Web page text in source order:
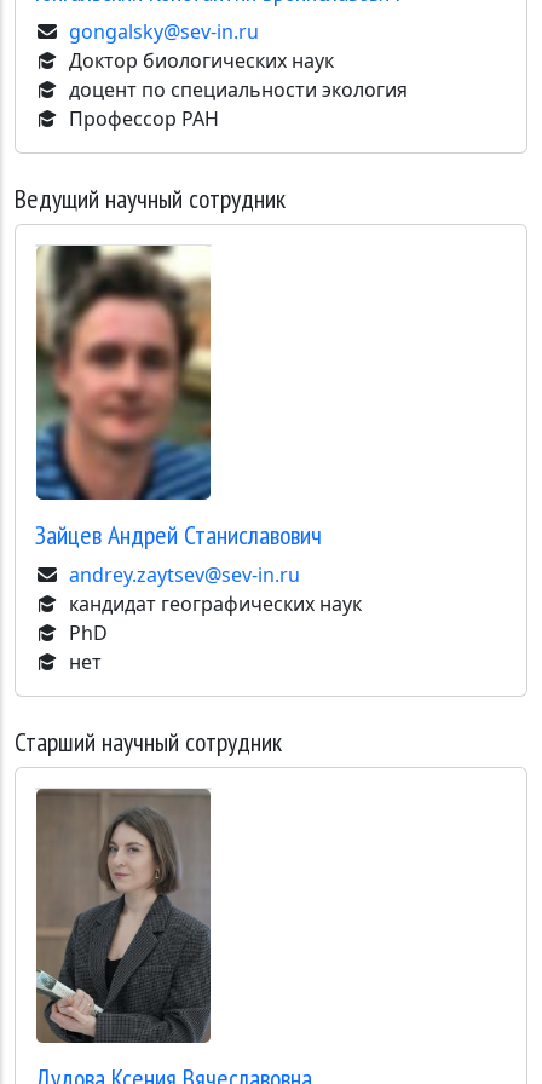
gongalsky@sev-in.ru
Доктор биологических наук
доцент по специальности экология
Профессор РАН
Ведущий научный сотрудник
ЗайцевАндрей Станиславович
andrey.zaytsev@sev-in.ru
кандидат географических наук
PhD
нет
Старший научный сотрудник